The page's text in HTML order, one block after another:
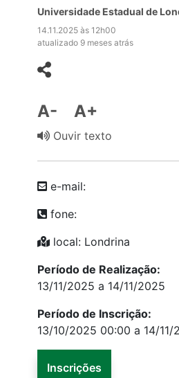
Universidade Estadual de
14.11.2025 às 12h00
atualizado 9 meses atrás
A- A+
Ouvir texto
e-mail:
fone:
local: Londrina
Período de Realização:
13/11/2025 a 14/11/2025
Período de Inscrição:
13/10/2025 00:00 a 14/11/
Inscrições